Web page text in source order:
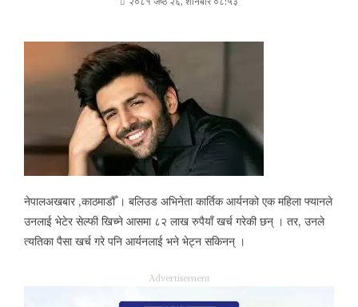
नेपालअखबार ,काठमाडौँ । बलिउड अभिनेता कार्तिक आर्यनको एक महिला फ्यानले
उनलाई भेटेर सेल्फी खिच्ने आसमा ८२ लाख रुपैयाँ खर्च गरेकी छन् । तर, उनले
त्यतिका पैसा खर्च गरे पनि आर्यनलाई भने भेट्न सकिनन् ।
Advertisement